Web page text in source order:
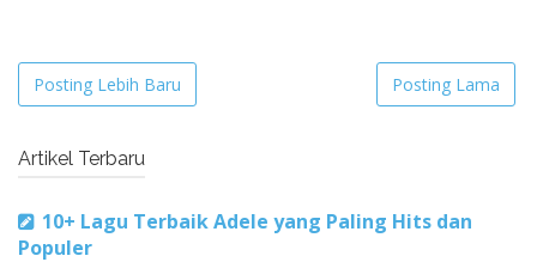
Posting Lebih Baru Posting Lama
Artikel Terbaru
10+ Lagu Terbaik Adele yang Paling Hits dan
Populer